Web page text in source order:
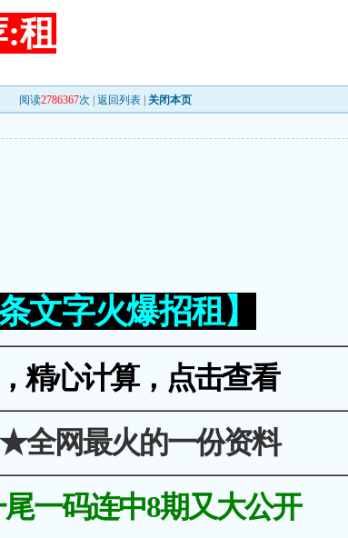
:租
阅读2786367次 | 返回列表 关闭本页
文字火爆招租】
精心计算，点击查看
全网最火的一份资料
一码连中8期又大公开